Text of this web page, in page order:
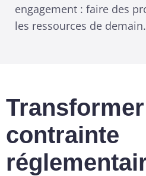
engagement : faire des
les ressources de demain.
contrainte